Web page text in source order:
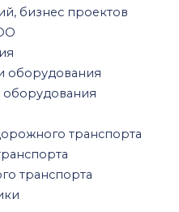
бизнес проектов
оборудования
транспорта
транспорта
при разводе
строительства
многоквартирного